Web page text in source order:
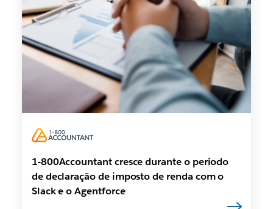
1-800Accountant cresce durante o período
de declaração de imposto de renda com o
Slack e o Agentforce